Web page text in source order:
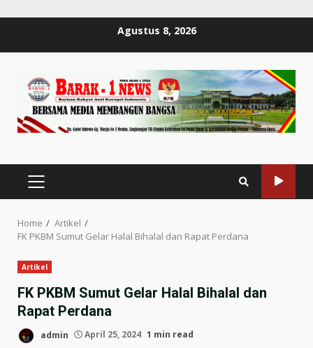
Agustus 8, 2026
PRIMARY
MENU
Home
Artikel
FK PKBM Sumut Gelar Halal Bihalal dan Rapat Perdana
Artikel
FK PKBM Sumut Gelar Halal Bihalal dan
Rapat Perdana
admin April 25, 2024 1 min read